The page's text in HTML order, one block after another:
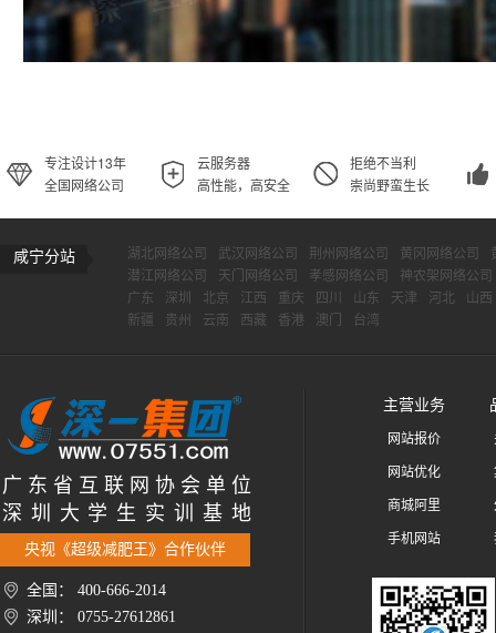
专注设计13年
全国网络公司
云服务器
高性能，高安全
拒绝不当利
崇尚野蛮生长
咸宁分站 湖北网络公司 武汉网络公司 荆州网络公司 黄冈网络公司
潜江网络公司
天门网络公司 孝感网络公司
神农架网络公司
广东
深圳 北京 江西 重庆 四川 山东 天津 河北
山西
新疆
贵州 云南 西藏 香港 澳门 台湾
广 东 省 互 联 网 协 会 单 位
深 圳 大 学 生 实 训 基 地
央视《超级减肥王》合作伙伴
全国： 400-666-2014
深圳： 0755-27612861
主营业务
网站报价
网站优化
商城阿里
手机网站